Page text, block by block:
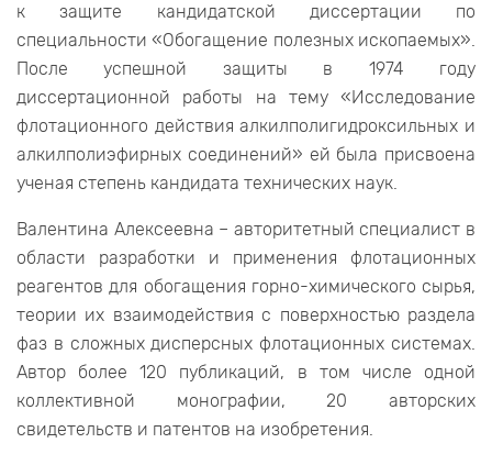
к защите кандидатской диссертации по
специальности «Обогащение полезных ископаемых».
После успешной защиты в 1974 году
диссертационной работы на тему «Исследование
флотационного действия алкилполигидроксильных и
алкилполиэфирных соединений» ей была присвоена
ученая степень кандидата технических наук.
Валентина Алексеевна – авторитетный специалист в
области разработки и применения флотационных
реагентов для обогащения горно-химического сырья,
теории их взаимодействия с поверхностью раздела
фаз в сложных дисперсных флотационных системах.
Автор более 120 публикаций, в том числе одной
коллективной монографии, 20 авторских
свидетельств и патентов на изобретения.